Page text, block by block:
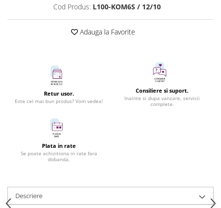
Cod Produs: L100-KOM6S / 12/10
Adauga la Favorite
Retur usor.
Este cel mai bun produs? Vom vedea!
Consiliere si suport.
Inainte si dupa vanzare, servicii
complete.
Plata in rate
Se poate achizitiona in rate fara
dobanda.
Descriere